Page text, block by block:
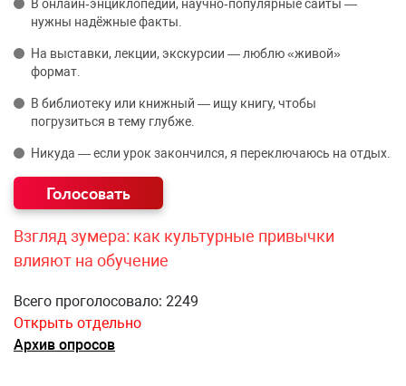
В онлайн‑энциклопедии, научно‑популярные сайты —
нужны надёжные факты.
На выставки, лекции, экскурсии — люблю «живой»
формат.
В библиотеку или книжный — ищу книгу, чтобы
погрузиться в тему глубже.
Никуда — если урок закончился, я переключаюсь на отдых.
Взгляд зумера: как культурные привычки
влияют на обучение
Всего проголосовало: 2249
Открыть отдельно
Архив опросов